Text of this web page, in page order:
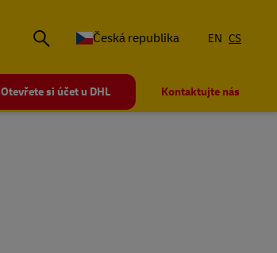
Česká republika
EN CS
Otevřete si účet u DHL
Kontaktujte nás